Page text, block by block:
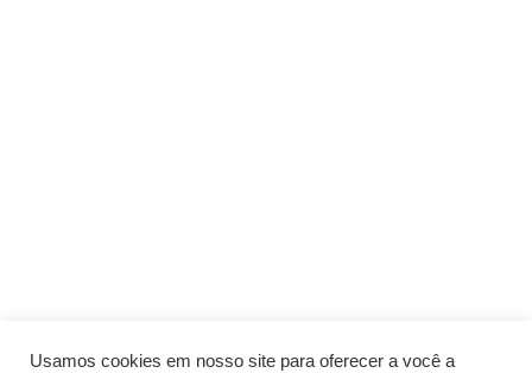
Usamos cookies em nosso site para oferecer a você a